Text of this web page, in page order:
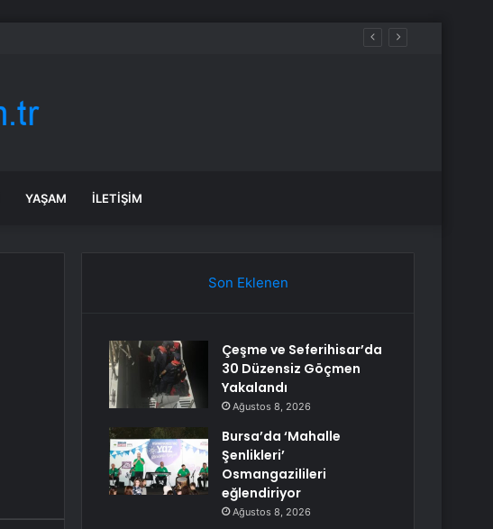
YAŞAM İLETIŞIM
Son Eklenen
Çeşme ve Seferihisar’da
30 Düzensiz Göçmen
Yakalandı
Ağustos 8, 2026
Bursa’da ‘Mahalle
Şenlikleri’
Osmangazilileri
eğlendiriyor
Ağustos 8, 2026